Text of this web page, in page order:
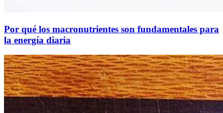
Por qué los macronutrientes son fundamentales para
la energía diaria